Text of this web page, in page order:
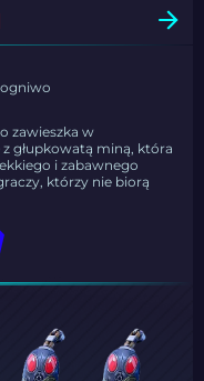
zawieszka w
głupkowatą miną, która
i zabawnego
którzy nie biorą